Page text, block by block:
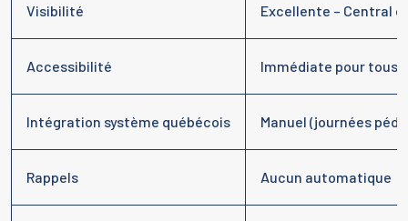
Visibilité Excellente – Central
Accessibilité Immédiate pour tous
Intégration système québécois Manuel (journées
Rappels Aucun automatique